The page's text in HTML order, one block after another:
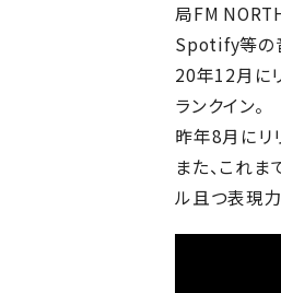
局FM
Spotify等の
20年12月に
ランクイン。
昨年8月にリ
また、これ
ル且つ表現